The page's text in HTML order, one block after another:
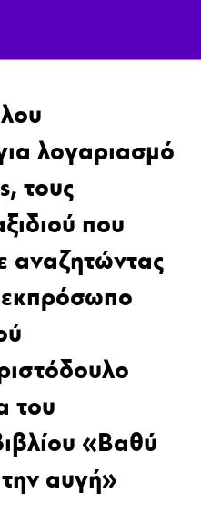
λογαριασμό
τους
που
αναζητώντας
του
«Βαθύ
αυγή»